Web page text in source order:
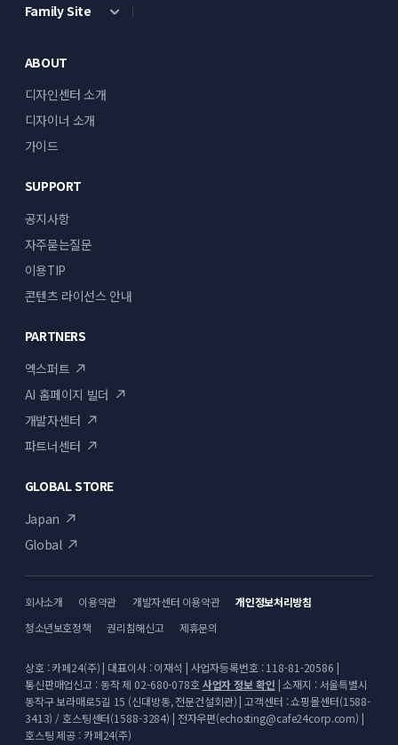
Family Site
ABOUT
디자인센터 소개
디자이너 소개
가이드
SUPPORT
공지사항
자주묻는질문
이용TIP
콘텐츠 라이선스 안내
PARTNERS
엑스퍼트
AI 홈페이지 빌더
개발자센터
파트너센터
GLOBAL STORE
Japan
Global
회사소개 이용약관 개발자센터 이용약관
개인정보처리방침
청소년보호정책
권리침해신고 제휴문의
상호 : 카페24(주) | 대표이사 : 이재석 | 사업자등록번호 : 118-81-20586 |
통신판매업신고 : 동작 제 02-680-078호사업자 정보 확인 | 소재지 : 서울특별시
동작구 보라매로5길 15 (신대방동, 전문건설회관) | 고객센터 : 쇼핑몰센터(1588-
3413) / 호스팅센터(1588-3284) | 전자우편(echosting@cafe24corp.com) |
호스팅 제공 : 카페24(주)